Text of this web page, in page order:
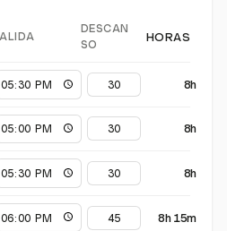
DESCAN
SO
HORAS
8h
8h
8h
8h 15m